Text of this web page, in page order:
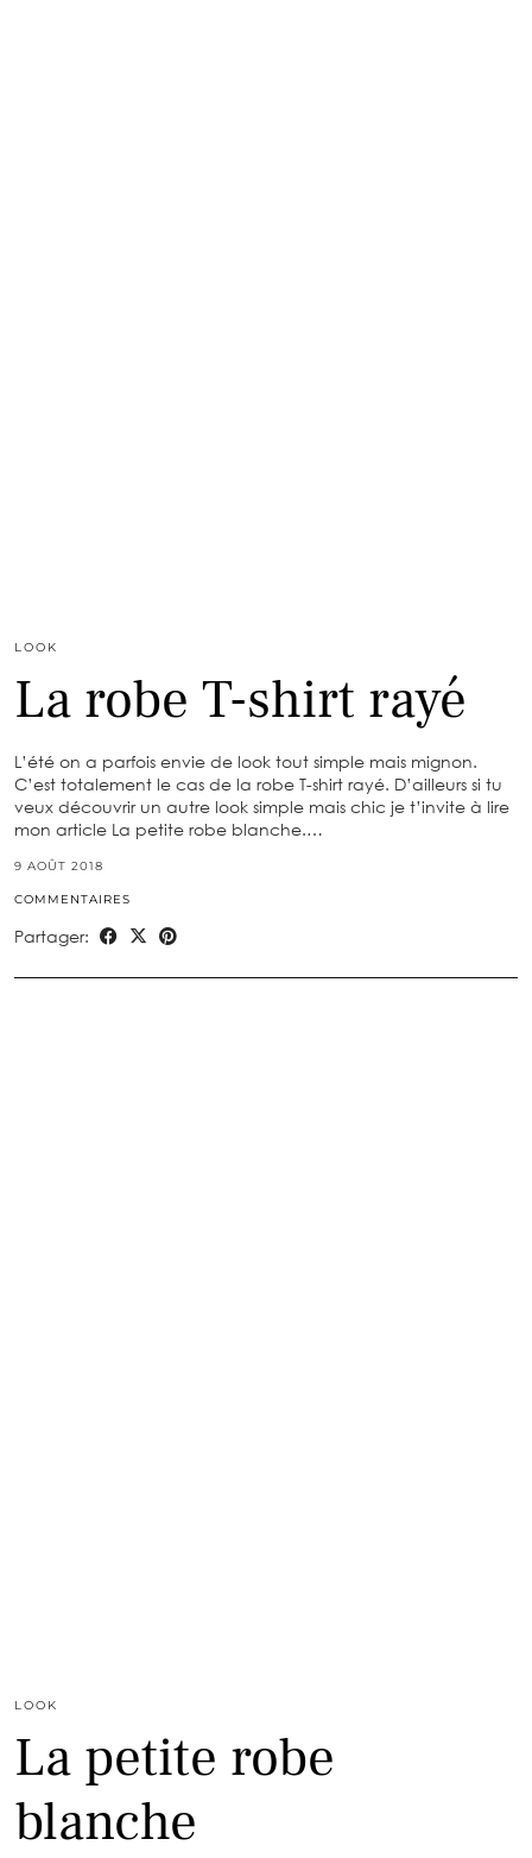
LOOK
La robe T-shirt rayé
L’été on a parfois envie de look tout simple mais mignon.
C’est totalement le cas de la robe T-shirt rayé. D’ailleurs si tu
veux découvrir un autre look simple mais chic je t’invite à lire
mon article La petite robe blanche.…
9 AOÛT 2018
COMMENTAIRES
Partager:
LOOK
La petite robe
blanche